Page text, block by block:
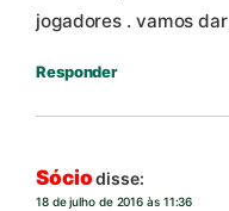
jogadores . vamos
Responder
Sócio disse:
18 de julho de 2016 às 11:36